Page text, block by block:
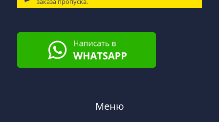
Меню